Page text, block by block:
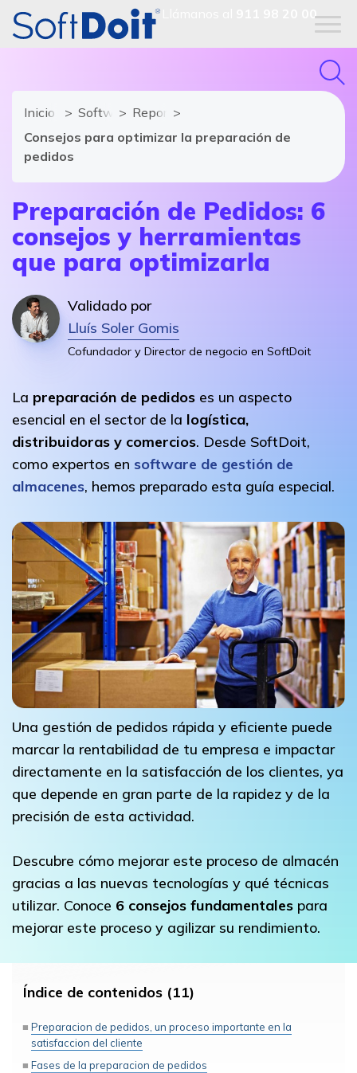
911 98 20 00
Inicio Software Gestión de Almacén - SGA
Reportajes
Consejos para optimizar la preparación de
pedidos
Preparación de Pedidos: 6
consejos y herramientas
que para optimizarla
Validado por
Lluís Soler Gomis
Cofundador y Director de negocio en SoftDoit
La preparación de pedidos es un aspecto
esencial en el sector de la logística,
distribuidoras y comercios. Desde SoftDoit,
como expertos en software de gestión de
almacenes, hemos preparado esta guía especial.
Una gestión de pedidos rápida y eficiente puede
marcar la rentabilidad de tu empresa e impactar
directamente en la satisfacción de los clientes, ya
que depende en gran parte de la rapidez y de la
precisión de esta actividad.
Descubre cómo mejorar este proceso de almacén
gracias a las nuevas tecnologías y qué técnicas
utilizar. Conoce 6 consejos fundamentales para
mejorar este proceso y agilizar su rendimiento.
Índice de contenidos (11)
Preparacion de pedidos, un proceso importante en la
satisfaccion del cliente
Fases de la preparacion de pedidos